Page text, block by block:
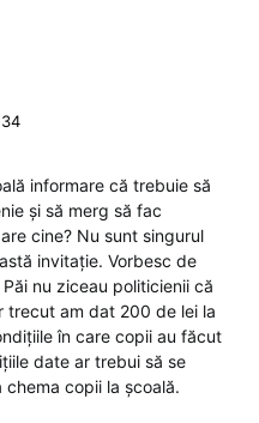
informare că trebuie să
și să merg să fac
cine? Nu sunt singurul
invitație. Vorbesc de
nu ziceau politicienii că
trecut am dat 200 de lei la
în care copii au făcut
date ar trebui să se
copii la școală.